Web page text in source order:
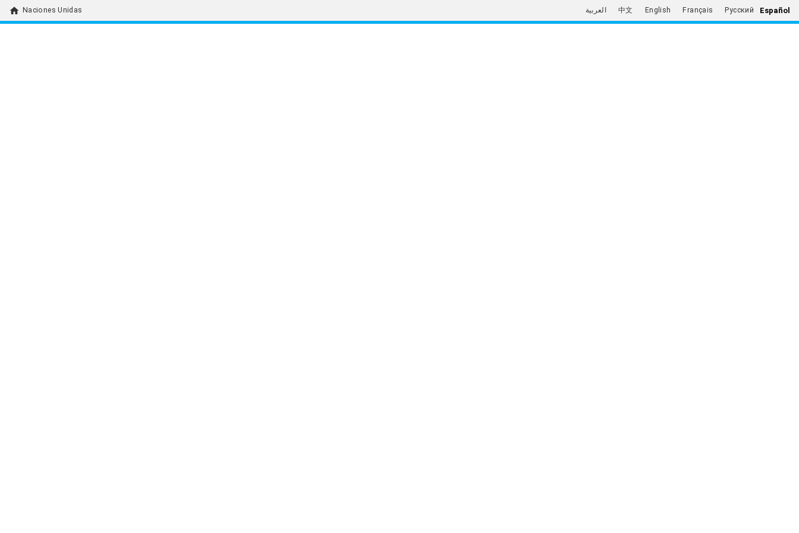
home Naciones Unidas العربية 中文 English Français Русский Español